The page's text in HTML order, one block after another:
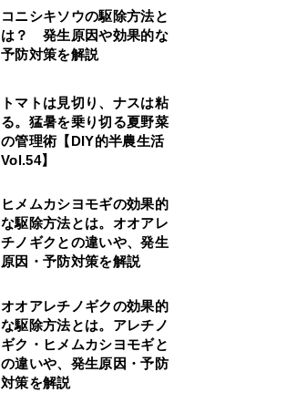
コニシキソウの駆除方法と
は？ 発生原因や効果的な
予防対策を解説
トマトは見切り、ナスは粘
る。猛暑を乗り切る夏野菜
の管理術【DIY的半農生活
Vol.54】
ヒメムカシヨモギの効果的
な駆除方法とは。オオアレ
チノギクとの違いや、発生
原因・予防対策を解説
オオアレチノギクの効果的
な駆除方法とは。アレチノ
ギク・ヒメムカシヨモギと
の違いや、発生原因・予防
対策を解説